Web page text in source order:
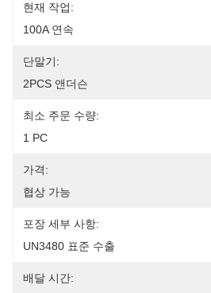
현재 작업:
100A 연속
단말기:
2PCS 앤더슨
최소 주문 수량:
1 PC
가격:
협상 가능
포장 세부 사항:
UN3480 표준 수출
배달 시간: